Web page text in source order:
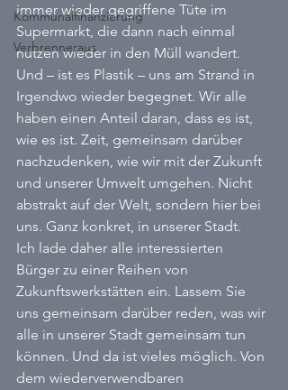
Kommunalfinanzierung
Verbrenneraus
immer wieder gegriffene Tüte im
Supermarkt, die dann nach einmal
nutzen wieder in den Müll wandert.
Und – ist es Plastik – uns am Strand in
Irgendwo wieder begegnet. Wir alle
haben einen Anteil daran, dass es ist,
wie es ist. Zeit, gemeinsam darüber
nachzudenken, wie wir mit der Zukunft
und unserer Umwelt umgehen. Nicht
abstrakt auf der Welt, sondern hier bei
uns. Ganz konkret, in unserer Stadt.
Ich lade daher alle interessierten
Bürger zu einer Reihen von
Zukunftswerkstätten ein. Lassem Sie
uns gemeinsam darüber reden, was wir
alle in unserer Stadt gemeinsam tun
können. Und da ist vieles möglich. Von
dem wiederverwendbaren